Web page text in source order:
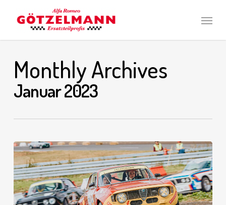
Menu
Monthly Archives
Januar 2023